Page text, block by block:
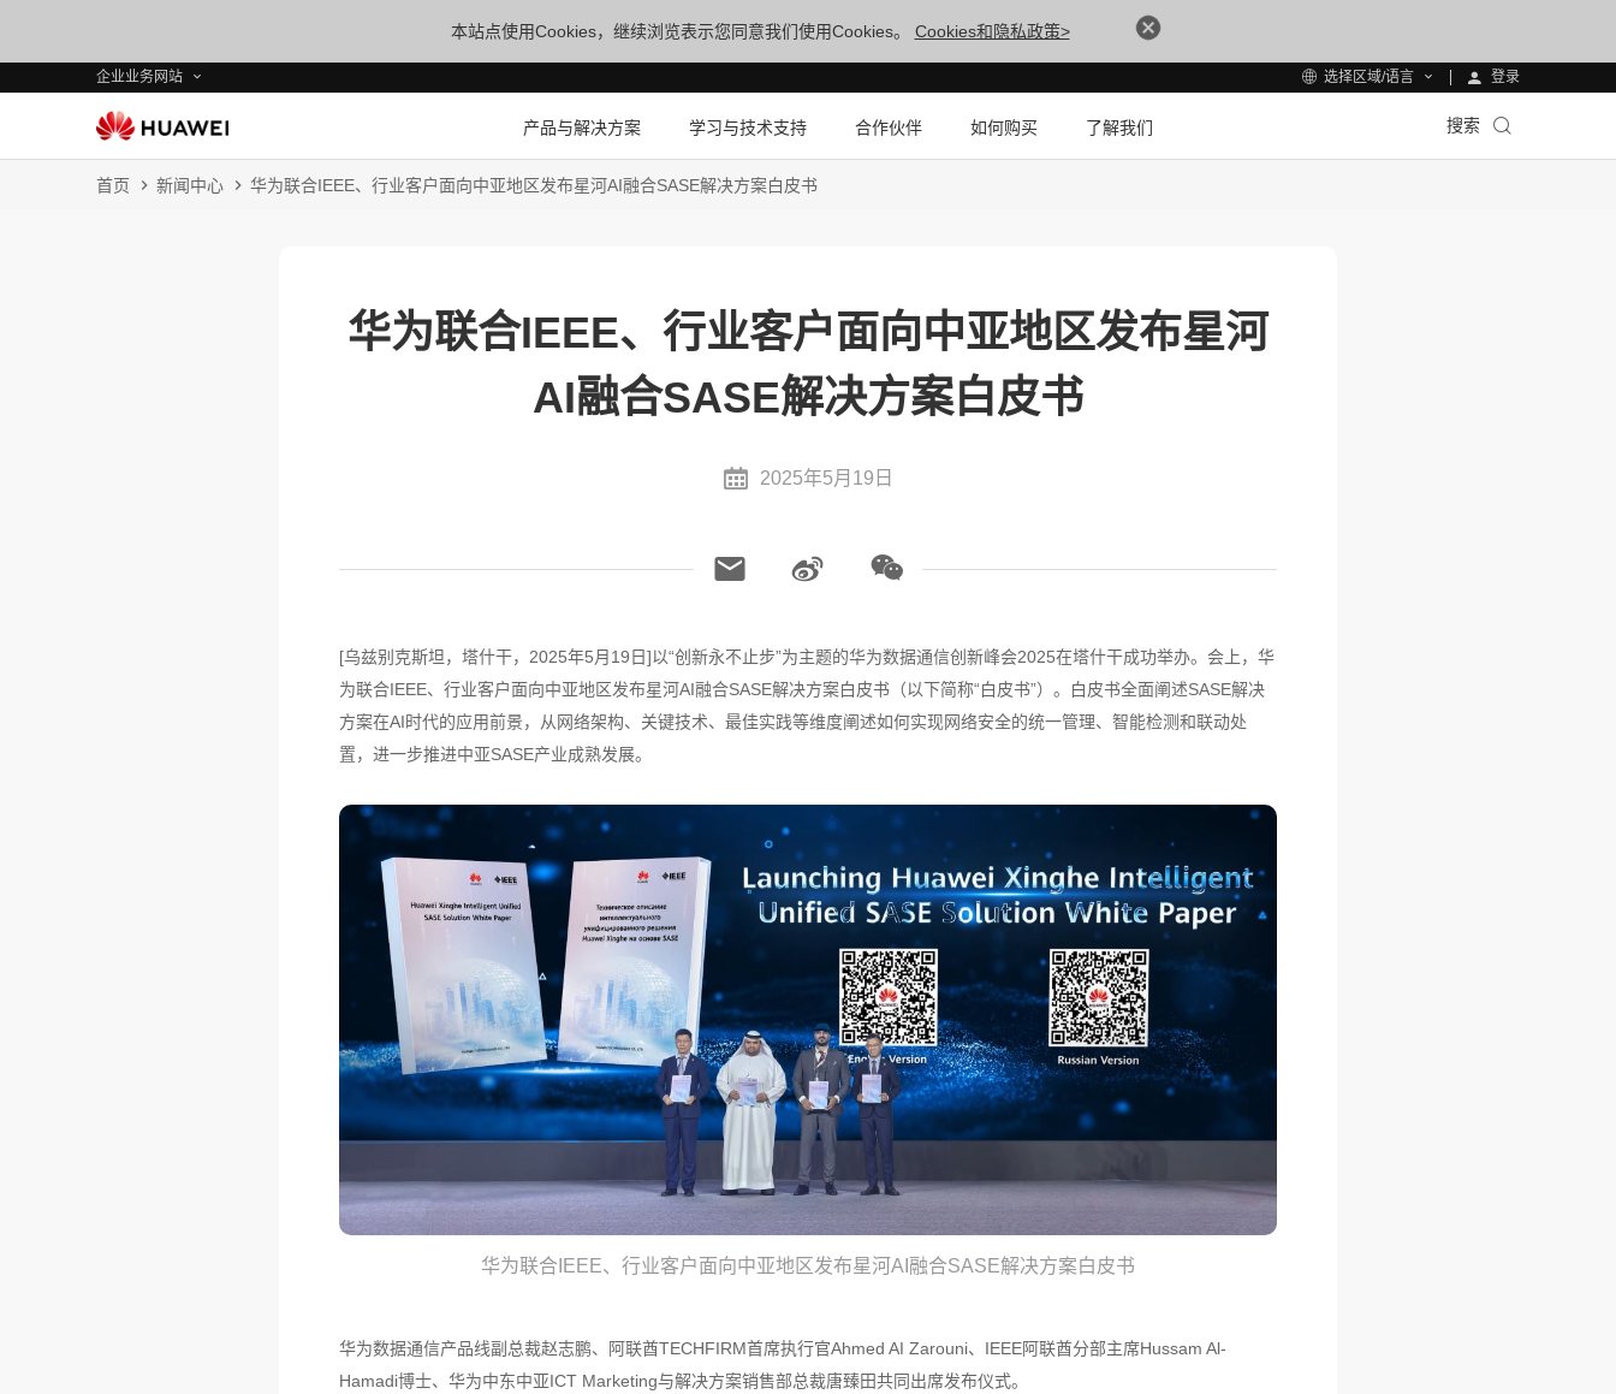
本站点使用Cookies，继续浏览表示您同意我们使用Cookies。 Cookies和隐私政策>
企业业务网站 选择区域/语言 登录
产品与解决方案 学习与技术支持 合作伙伴 如何购买 了解我们 搜索
首页 新闻中心 华为联合IEEE、行业客户面向中亚地区发布星河AI融合SASE解决方案白皮书
华为联合IEEE、行业客户面向中亚地区发布星河
AI融合SASE解决方案白皮书
2025年5月19日
[乌兹别克斯坦，塔什干，2025年5月19日]以“创新永不止步”为主题的华为数据通信创新峰会2025在塔什干成功举办。会上，华
为联合IEEE、行业客户面向中亚地区发布星河AI融合SASE解决方案白皮书（以下简称“白皮书”）。白皮书全面阐述SASE解决
方案在AI时代的应用前景，从网络架构、关键技术、最佳实践等维度阐述如何实现网络安全的统一管理、智能检测和联动处
置，进一步推进中亚SASE产业成熟发展。
华为联合IEEE、行业客户面向中亚地区发布星河AI融合SASE解决方案白皮书
华为数据通信产品线副总裁赵志鹏、阿联酋TECHFIRM首席执行官Ahmed AI Zarouni、IEEE阿联酋分部主席Hussam Al-
Hamadi博士、华为中东中亚ICT Marketing与解决方案销售部总裁唐臻田共同出席发布仪式。